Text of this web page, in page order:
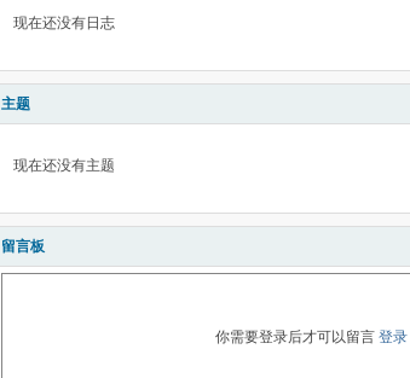
现在还没有日志
主题
现在还没有主题
留言板
你需要登录后才可以留言 登录|